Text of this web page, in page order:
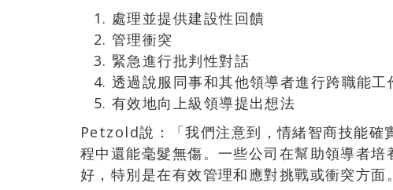
處理並提供建設性回饋
管理衝突
緊急進行批判性對話
透過說服同事和其他領導者進行跨職能工
有效地向上級領導提出想法
Petzold說：「我們注意到，情緒智商技能確
程中還能毫髮無傷。一些公司在幫助領導者
好，特別是在有效管理和應對挑戰或衝突方面